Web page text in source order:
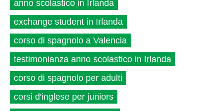
anno scolastico in Irlanda
exchange student in Irlanda
corso di spagnolo a Valencia
testimonianza anno scolastico in Irlanda
corso di spagnolo per adulti
corsi d'inglese per juniors